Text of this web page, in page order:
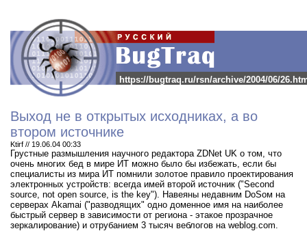
https://bugtraq.ru/rsn/archive/2004/06/
Выход не в открытых исходниках, а во
втором источнике
Ktirf // 19.06.04 00:33
Грустные размышления научного редактора ZDNet UK о том, что
очень многих бед в мире ИТ можно было бы избежать, если бы
специалисты из мира ИТ помнили золотое правило проектирования
электронных устройств: всегда имей второй источник ("Second
source, not open source, is the key"). Навеяны недавним DoSом на
серверах Akamai ("разводящих" одно доменное имя на наиболее
быстрый сервер в зависимости от региона - этакое прозрачное
зеркалирование) и отрубанием 3 тысяч веблогов на weblog.com.